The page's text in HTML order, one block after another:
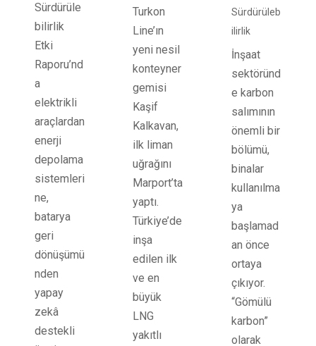
Sürdürüle
bilirlik
Etki
Raporu’nd
a
elektrikli
araçlardan
enerji
depolama
sistemleri
ne,
batarya
geri
dönüşümü
nden
yapay
zekâ
destekli
Turkon
Line’ın
yeni nesil
konteyner
gemisi
Kaşif
Kalkavan,
ilk liman
uğrağını
Marport’ta
yaptı.
Türkiye’de
inşa
edilen ilk
ve en
büyük
LNG
yakıtlı
Sürdürüleb
ilirlik
İnşaat
sektöründ
e karbon
salımının
önemli bir
bölümü,
binalar
kullanılma
ya
başlamad
an önce
ortaya
çıkıyor.
“Gömülü
karbon”
olarak